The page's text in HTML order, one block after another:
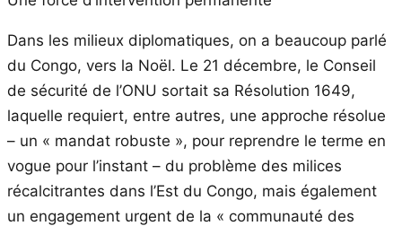
Dans les milieux diplomatiques, on a beaucoup parlé
du Congo, vers la Noël. Le 21 décembre, le Conseil
de sécurité de l’ONU sortait sa Résolution 1649,
laquelle requiert, entre autres, une approche résolue
– un « mandat robuste », pour reprendre le terme en
vogue pour l’instant – du problème des milices
récalcitrantes dans l’Est du Congo, mais également
un engagement urgent de la « communauté des